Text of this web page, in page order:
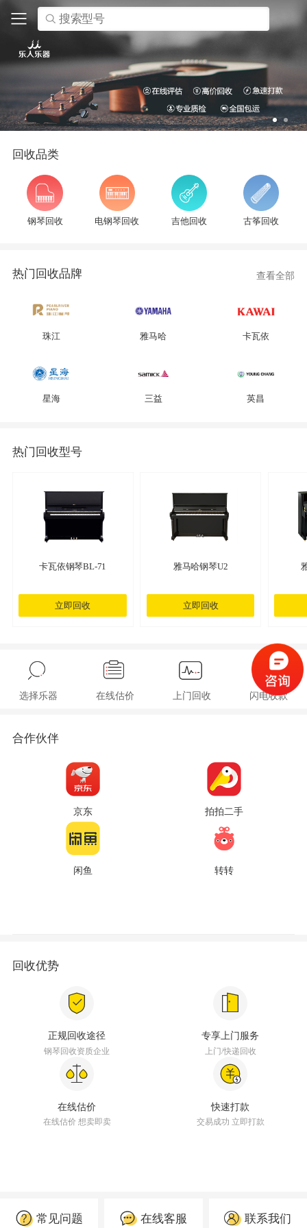
搜索型号
回收品类
钢琴回收 电钢琴回收 吉他回收 古筝回收
热门回收品牌 查看全部
珠江 雅马哈 卡瓦依
星海 三益 英昌
热门回收型号
卡瓦依钢琴BL-71
立即回收
雅马哈钢琴U2
立即回收
选择乐器 在线估价 上门回收 闪电收款
合作伙伴
京东 拍拍二手
闲鱼 转转
回收优势
正规回收途径
钢琴回收资质企业
专享上门服务
上门/快递回收
在线估价
在线估价 想卖即卖
快速打款
交易成功 立即打款
常见问题 在线客服 联系我们